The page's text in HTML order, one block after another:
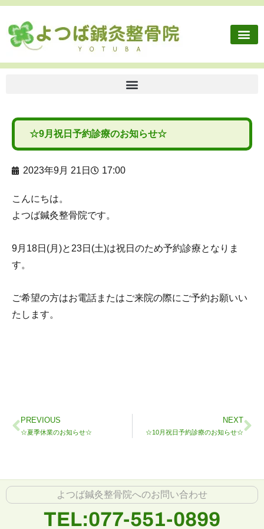
☆9月祝日予約診療のお知らせ☆
2023年9月 21日 17:00
こんにちは。
よつば鍼灸整骨院です。
9月18日(月)と23日(土)は祝日のため予約診療となりま
す。
ご希望の方はお電話またはご来院の際にご予約お願いい
たします。
PREVIOUS
☆夏季休業のお知らせ☆
NEXT
☆10月祝日予約診療のお知らせ☆
よつば鍼灸整骨院へのお問い合わせ
TEL:077-551-0899